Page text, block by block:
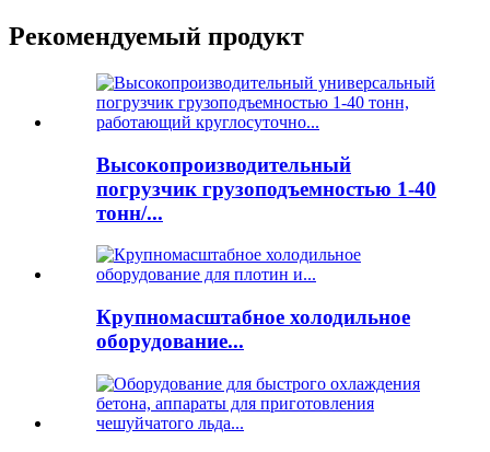
Рекомендуемый продукт
Высокопроизводительный
погрузчик грузоподъемностью 1-40
тонн/...
Крупномасштабное холодильное
оборудование...